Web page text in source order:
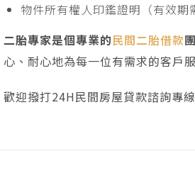
物件所有權人印鑑證明（有效期
二胎專家是個專業的民間二胎借款
心、耐心地為每一位有需求的客戶
歡迎撥打24H民間房屋貸款諮詢專線